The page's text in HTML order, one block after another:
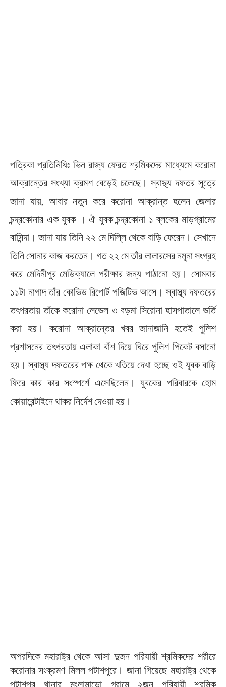
পত্রিকা প্রতিনিধিঃ ভিন রাজ্য ফেরত শ্রমিকদের মাধ্যেমে করোনা
আক্রান্তের সংখ্যা ক্রমশ বেড়েই চলেছে। স্বাস্থ্য দফতর সূত্রে
জানা যায়, আবার নতুন করে করোনা আক্রান্ত হলেন জেলার
চন্দ্রকোনার এক যুবক । ঐ যুবক চন্দ্রকোনা ১ ব্লকের মাড়গ্রামের
বাসিন্দা। জানা যায় তিনি ২২ মে দিল্লি থেকে বাড়ি ফেরেন। সেখানে
তিনি সোনার কাজ করতেন। গত ২২ মে তাঁর লালারসের নমুনা সংগ্রহ
করে মেদিনীপুর মেডিক্যালে পরীক্ষার জন্য পাঠানো হয়। সোমবার
১১টা নাগাদ তাঁর কোভিড রিপোর্ট পজিটিভ আসে। স্বাস্থ্য দফতরের
তৎপরতায় তাঁকে করোনা লেভেল ৩ বড়মা সিরোনা হাসপাতালে ভর্তি
করা হয়। করোনা আক্রান্তের খবর জানাজানি হতেই পুলিশ
প্রশাসনের তৎপরতায় এলাকা বাঁশ দিয়ে ঘিরে পুলিশ পিকেট বসানো
হয়। স্বাস্থ্য দফতরের পক্ষ থেকে খতিয়ে দেখা হচ্ছে ওই যুবক বাড়ি
ফিরে কার কার সংস্পর্শে এসেছিলেন। যুবকের পরিবারকে হোম
কোয়ারেন্টাইনে থাকর নির্দেশ দেওয়া হয়।
অপরদিকে মহারাষ্ট্র থেকে আসা দুজন পরিযায়ী শ্রমিকদের শরীরে
করোনার সংক্রমণ মিলল পটাশপুরে। জানা গিয়েছে মহারাষ্ট্র থেকে
পটাশপুর থানার মংলামাড়ো গ্রামে ২জন পরিযায়ী শ্রমিক